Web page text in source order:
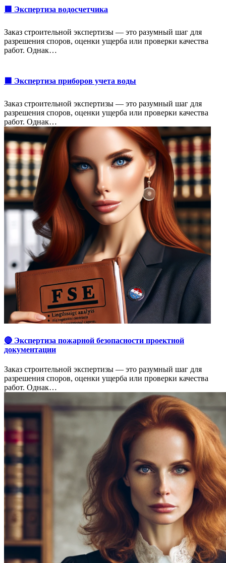
🟥 Экспертиза водосчетчика
Заказ строительной экспертизы — это разумный шаг для
разрешения споров, оценки ущерба или проверки качества
работ. Однак…
🟩 Экспертиза приборов учета воды
Заказ строительной экспертизы — это разумный шаг для
разрешения споров, оценки ущерба или проверки качества
работ. Однак…
🔴 Экспертиза пожарной безопасности проектной
документации
Заказ строительной экспертизы — это разумный шаг для
разрешения споров, оценки ущерба или проверки качества
работ. Однак…